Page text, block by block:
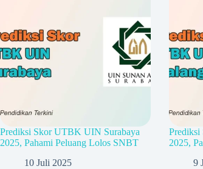
Prediksi Skor UTBK UIN Surabaya
2025, Pahami Peluang Lolos SNBT
10 Juli 2025
2025,
9